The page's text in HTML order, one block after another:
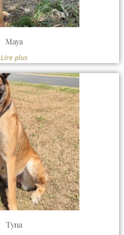
Maya
Lire plus
Tyna